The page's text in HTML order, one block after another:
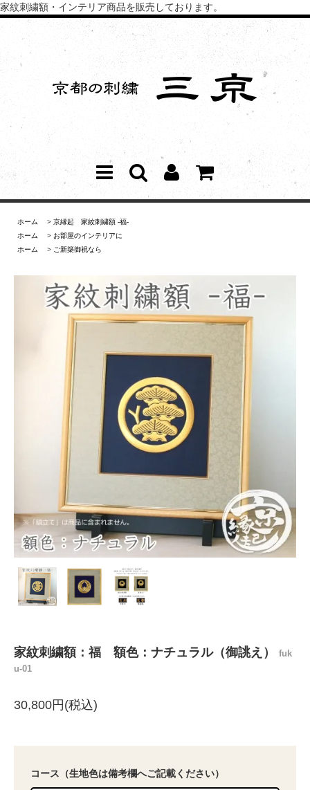
家紋刺繍額・インテリア商品を販売しております。
ホーム > 京縁起 家紋刺繍額 -福-
ホーム
> お部屋のインテリアに
ホーム
> ご新築御祝なら
家紋刺繍額：福 額色：ナチュラル（御誂え）
fuk
u-01
30,800円(税込)
コース（生地色は備考欄へご記載ください）